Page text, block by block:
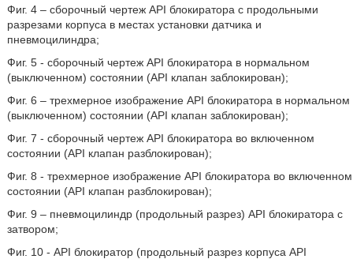
Фиг. 4 – сборочный чертеж API блокиратора с продольными
разрезами корпуса в местах установки датчика и
пневмоцилиндра;
Фиг. 5 - сборочный чертеж API блокиратора в нормальном
(выключенном) состоянии (API клапан заблокирован);
Фиг. 6 – трехмерное изображение API блокиратора в нормальном
(выключенном) состоянии (API клапан заблокирован);
Фиг. 7 - сборочный чертеж API блокиратора во включенном
состоянии (API клапан разблокирован);
Фиг. 8 - трехмерное изображение API блокиратора во включенном
состоянии (API клапан разблокирован);
Фиг. 9 – пневмоцилиндр (продольный разрез) API блокиратора с
затвором;
Фиг. 10 - API блокиратор (продольный разрез корпуса API